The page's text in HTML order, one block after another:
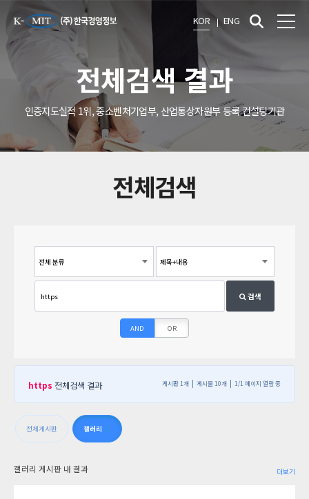
KOR ENG
전체검색 결과
인증지도실적 1위, 중소벤처기업부, 산업통상자원부 등록 컨설팅기관
전체검색
검색
AND OR
https 전체검색 결과 게시판 1개 게시물 10개 1/1 페이지 열람 중
전체게시판 갤러리 10
갤러리 게시판 내 결과 더보기